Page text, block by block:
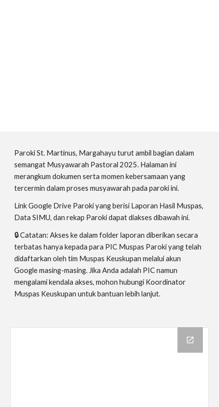
Paroki St. Martinus, Margahayuturut ambil bagian dalam
semangat Musyawarah Pastoral 2025. Halaman ini
merangkum dokumen serta momen kebersamaan yang
tercermin dalam proses musyawarah pada paroki ini.
Link Google Drive Paroki yang berisi Laporan Hasil Muspas,
Data SIMU, dan rekap Paroki dapat diakses dibawah ini.
🔒 Catatan: Akses ke dalam folder laporan diberikan secara
terbatas hanya kepada para PIC Muspas Paroki yang telah
didaftarkan oleh tim Muspas Keuskupan melalui akun
Google masing-masing. Jika Anda adalah PIC namun
mengalami kendala akses, mohon hubungi Koordinator
Muspas Keuskupan untuk bantuan lebih lanjut.